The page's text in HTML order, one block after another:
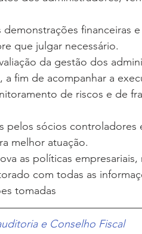
que julgar necessário.
fim de acompanhar a
de riscos e de
melhor atuação.
com todas as
tomadas
e Conselho Fiscal